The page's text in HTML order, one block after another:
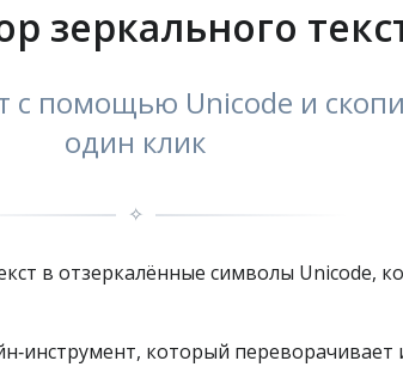
зеркального
с помощью Unicode и
один клик
✧
в отзеркалённые символы Unicode,
который